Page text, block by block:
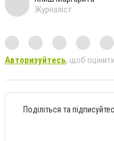
Журналіст
Авторизуйтесь, щоб оцінити
Поділіться та